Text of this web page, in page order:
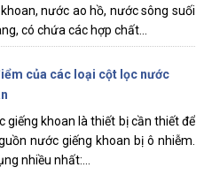
nước ao hồ, nước sông suối
có chứa các hợp chất...
của các loại cột lọc nước
giếng khoan là thiết bị cần thiết để
nước giếng khoan bị ô nhiễm.
nhiều nhất:...